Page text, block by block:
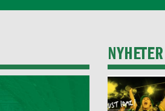
NYHETER